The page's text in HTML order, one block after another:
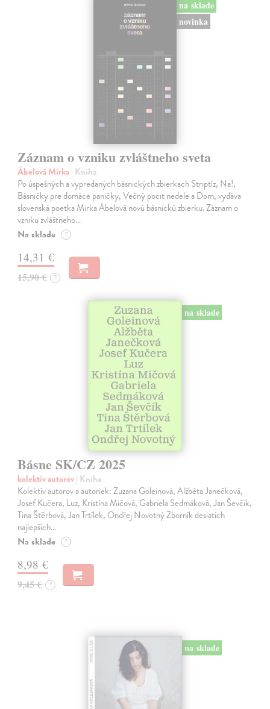
na sklade
novinka
Záznam o vzniku zvláštneho sveta
Ábelová Mirka| Kniha
Po úspešných a vypredaných básnických zbierkach Striptíz, Na!,
Básničky pre domáce paničky, Večný pocit nedele a Dom, vydáva
slovenská poetka Mirka Ábelová novú básnickú zbierku. Záznam o
vzniku zvláštneho…
Na sklade ?
14,31 €
15,90 € ?
na sklade
Básne SK/CZ 2025
kolektív autorov| Kniha
Kolektív autorov a autoriek: Zuzana Goleinová, Alžběta Janečková,
Josef Kučera, Luz, Kristína Mičová, Gabriela Sedmáková, Jan Ševčík,
Tina Štěrbová, Jan Trtílek, Ondřej Novotný Zborník desiatich
najlepších…
Na sklade ?
8,98 €
9,45 € ?
na sklade